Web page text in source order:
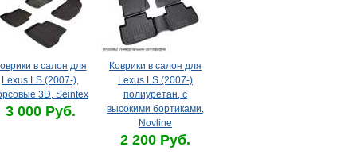
в салон для
Lexus LS (2007-),
3D, Seintex
3 000 Руб.
Коврики в салон для
Lexus LS (2007-)
полиуретан, с
высокими бортиками,
Novline
2 200 Руб.